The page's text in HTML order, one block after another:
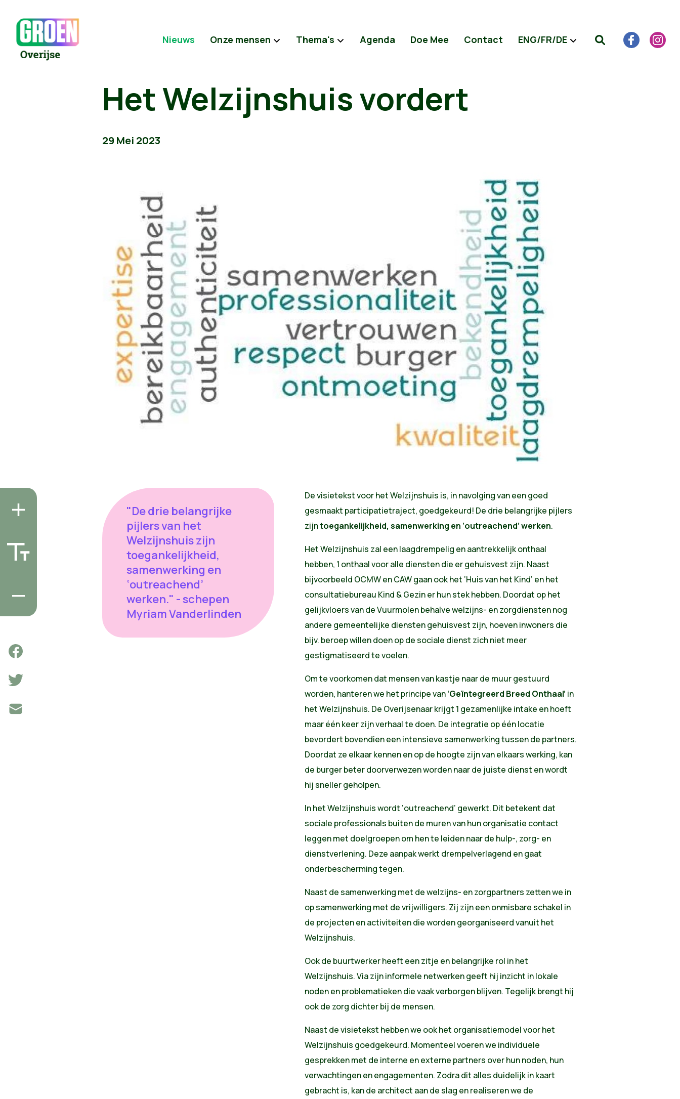
Nieuws Onze mensen Thema's Agenda Doe Mee Contact ENG/FR/DE
Het Welzijnshuis vordert
29 Mei 2023
"De drie belangrijke
pijlers van het
Welzijnshuis zijn
toegankelijkheid,
samenwerking en
‘outreachend’
werken." - schepen
Myriam Vanderlinden
De visietekst voor het Welzijnshuis is, in navolging van een goed
gesmaakt participatietraject, goedgekeurd! De drie belangrijke pijlers
zijntoegankelijkheid, samenwerking en ‘outreachend’ werken.
Het Welzijnshuis zal een laagdrempelig en aantrekkelijk onthaal
hebben, 1 onthaal voor alle diensten die er gehuisvest zijn. Naast
bijvoorbeeld OCMW en CAW gaan ook het ‘Huis van het Kind’ en het
consultatiebureau Kind & Gezin er hun stek hebben. Doordat op het
gelijkvloers van de Vuurmolen behalve welzijns- en zorgdiensten nog
andere gemeentelijke diensten gehuisvest zijn, hoeven inwoners die
bijv. beroep willen doen op de sociale dienst zich niet meer
gestigmatiseerd te voelen.
Om te voorkomen dat mensen van kastje naar de muur gestuurd
worden, hanteren we het principe van‘Geïntegreerd Breed Onthaal’ in
het Welzijnshuis. De Overijsenaar krijgt 1 gezamenlijke intake en hoeft
maar één keer zijn verhaal te doen. De integratie op één locatie
bevordert bovendien een intensieve samenwerking tussen de partners.
Doordat ze elkaar kennen en op de hoogte zijn van elkaars werking, kan
de burger beter doorverwezen worden naar de juiste dienst en wordt
hij sneller geholpen.
In het Welzijnshuis wordt ‘outreachend’ gewerkt. Dit betekent dat
sociale professionals buiten de muren van hun organisatie contact
leggen met doelgroepen om hen te leiden naar de hulp-, zorg- en
dienstverlening. Deze aanpak werkt drempelverlagend en gaat
onderbescherming tegen.
Naast de samenwerking met de welzijns- en zorgpartners zetten we in
op samenwerking met de vrijwilligers. Zij zijn een onmisbare schakel in
de projecten en activiteiten die worden georganiseerd vanuit het
Welzijnshuis.
Ook de buurtwerker heeft een zitje en belangrijke rol in het
Welzijnshuis. Via zijn informele netwerken geeft hij inzicht inlokale
noden en problematieken die vaak verborgen blijven. Tegelijk brengt hij
ook de zorg dichter bij de mensen.
Naast de visietekst hebben we ook het organisatiemodel voor het
Welzijnshuis goedgekeurd. Momenteel voeren we individuele
gesprekken met de interne en externe partners over hun noden, hun
verwachtingen en engagementen. Zodra dit alles duidelijk in kaart
gebracht is, kan de architect aan de slag en realiseren we de